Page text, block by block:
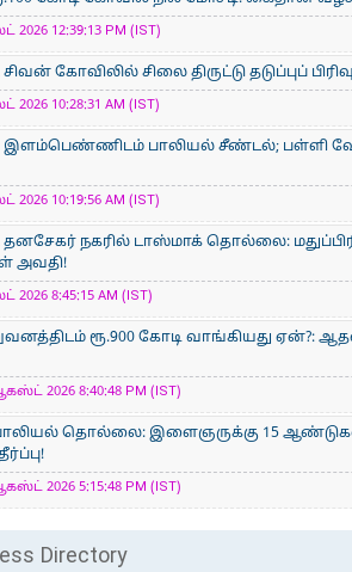
12:39:13 PM (IST)
சிவன் கோவிலில் சிலை திருட்டு தடுப்புப்
10:28:31 AM (IST)
இளம்பெண்ணிடம் பாலியல் சீண்டல்; பள்ளி
10:19:56 AM (IST)
தனசேகர் நகரில் டாஸ்மாக் தொல்லை:
அவதி!
8:45:15 AM (IST)
ரூ.900 கோடி வாங்கியது ஏன்?:
2026 8:40:48 PM (IST)
பாலியல் தொல்லை: இளைஞருக்கு 15
2026 5:15:48 PM (IST)
Directory